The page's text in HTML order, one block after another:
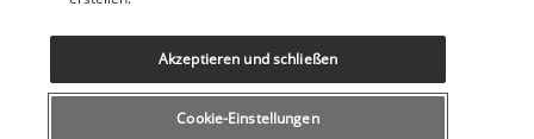
Nützliche Informationen
Cookie-Einstellungen
Akzeptieren und schließen